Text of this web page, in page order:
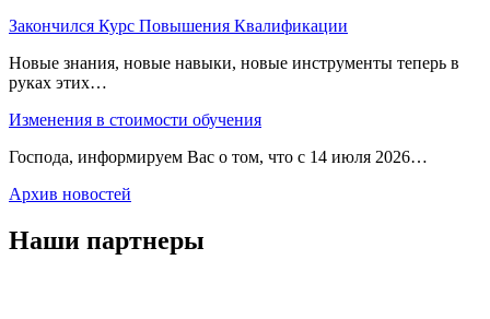
Закончился Курс Повышения Квалификации
Новые знания, новые навыки, новые инструменты теперь в
руках этих…
Изменения в стоимости обучения
Господа, информируем Вас о том, что с 14 июля 2026…
Архив новостей
Наши партнеры